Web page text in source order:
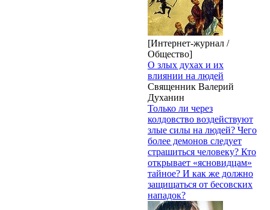
[Интернет-журнал /
Общество]
О злых духах и их
влиянии на людей
Священник Валерий
Духанин
Только ли через
колдовство воздействуют
злые силы на людей? Чего
более демонов следует
страшиться человеку? Кто
открывает «ясновидцам»
тайное? И как же должно
защищаться от бесовских
нападок?